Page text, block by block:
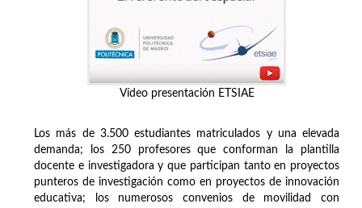
Vídeo presentación ETSIAE
Los más de 3.500 estudiantes matriculados y una elevada
demanda; los 250 profesores que conforman la plantilla
docente e investigadora y que participan tanto en proyectos
punteros de investigación como en proyectos de innovación
educativa; los numerosos convenios de movilidad con